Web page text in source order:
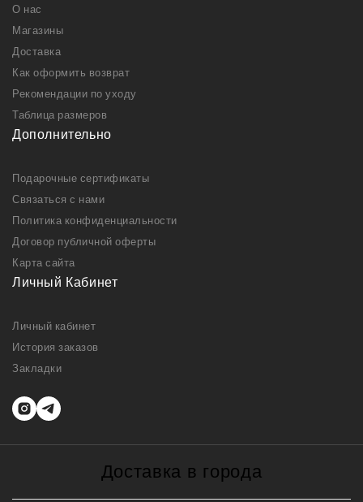
О нас
Магазины
Доставка
Как оформить возврат
Рекомендации по уходу
Таблица размеров
Дополнительно
Подарочные сертификаты
Связаться с нами
Политика конфиденциальности
Договор публичной оферты
Карта сайта
Личный Кабинет
Личный кабинет
История заказов
Закладки
Доставка в города